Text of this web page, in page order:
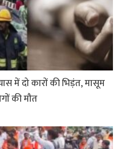
में दो कारों की भिड़ंत, मासूम
की मौत